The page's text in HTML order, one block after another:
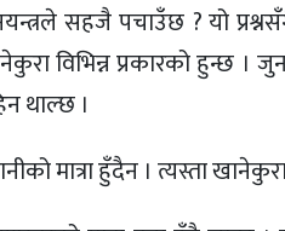
सहजै पचाउँछ ? यो
विभिन्न प्रकारको हुन्छ ।
थाल्छ ।
मात्रा हुँदैन । त्यस्ता